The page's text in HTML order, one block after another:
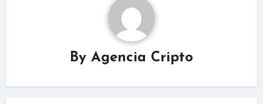
By Agencia Cripto